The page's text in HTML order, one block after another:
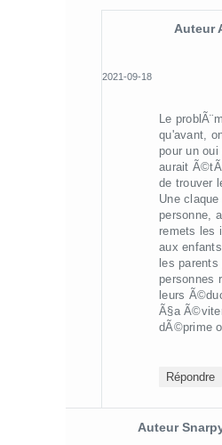
Auteur
2021-09-18
Le
qu'avant,
pour un oui
aurait
de trouver
Une
personne,
remets les
aux
les parents
personnes
leurs
Ã§a
dÃ©prime
Répondre
Auteur